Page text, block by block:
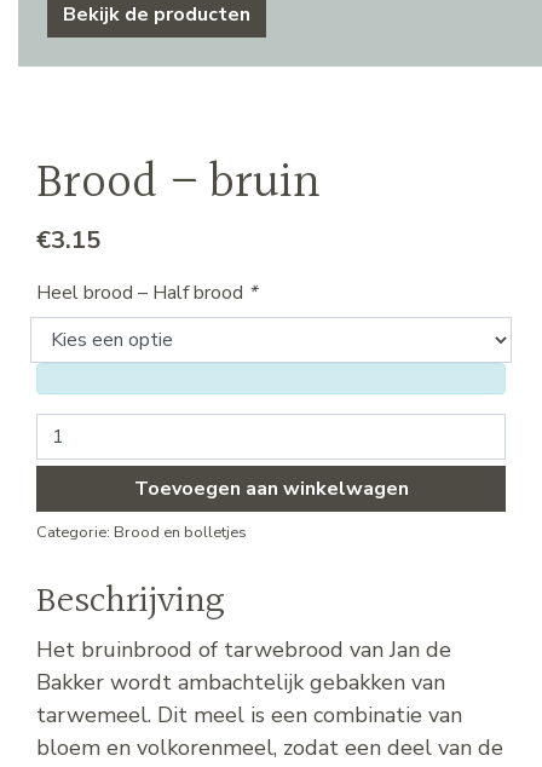
Bekijk de producten
Brood – bruin
€3.15
Heel brood – Half brood *
Brood - bruin aantal
Toevoegen aan winkelwagen
Categorie: Brood en bolletjes
Beschrijving
Het bruinbrood of tarwebrood van Jan de
Bakker wordt ambachtelijk gebakken van
tarwemeel. Dit meel is een combinatie van
bloem en volkorenmeel, zodat een deel van de